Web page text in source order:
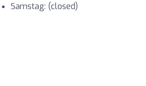
Samstag: (closed)